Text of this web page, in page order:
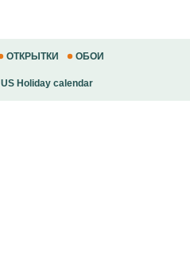
ОТКРЫТКИ ОБОИ
US Holiday calendar